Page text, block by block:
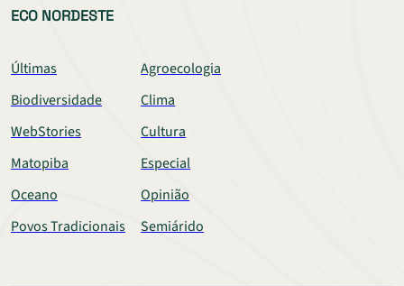
ECO NORDESTE
Últimas
Agroecologia
Biodiversidade
Clima
WebStories
Cultura
Matopiba
Especial
Oceano
Opinião
Povos Tradicionais
Semiárido